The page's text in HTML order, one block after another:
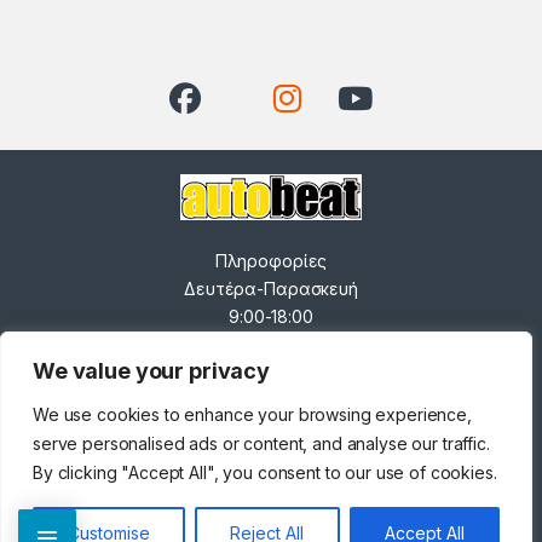
We value your privacy
We use cookies to enhance your browsing experience,
serve personalised ads or content, and analyse our traffic.
By clicking "Accept All", you consent to our use of cookies.
Customise Reject All Accept All
Πληροφορίες
Δευτέρα-Παρασκευή
9:00-18:00
------------------------------
Ανδρέα Παπανδρέου 82,
Κορδελιό 563 34
- info@autobeat.gr